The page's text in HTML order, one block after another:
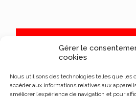
Gérer le
cookies
Nous utilisons des technologies telles que les
accéder aux informations relatives aux
améliorer l’expérience de navigation et pour